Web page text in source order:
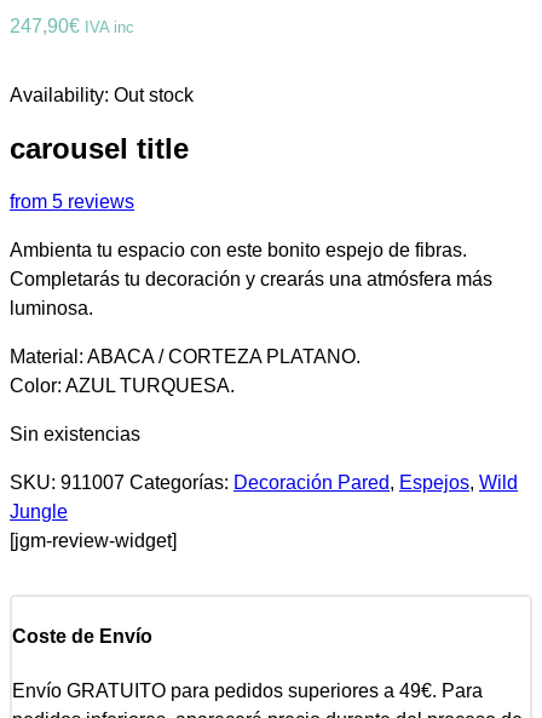
247,90€ IVA inc
Availability: Out stock
carousel title
from 5 reviews
Ambienta tu espacio con este bonito espejo de fibras.
Completarás tu decoración y crearás una atmósfera más
luminosa.
Material: ABACA / CORTEZA PLATANO.
Color: AZUL TURQUESA.
Sin existencias
SKU: 911007 Categorías: Decoración Pared, Espejos, Wild
Jungle
[jgm-review-widget]
Coste de Envío
Envío GRATUITO para pedidos superiores a 49€. Para